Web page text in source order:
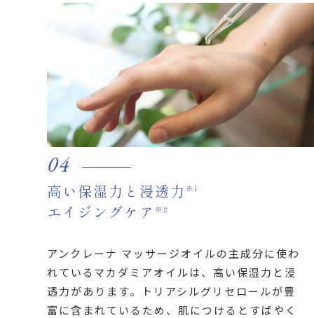
04
高い保湿力と浸透力 ※1
エイジングケア ※2
アンクレーナ マッサージオイルの主成分に使わ
れているマカダミアオイルは、高い保湿力と浸
透力があります。トリアシルグリセロールが豊
富に含まれているため、肌につけるとすばやく